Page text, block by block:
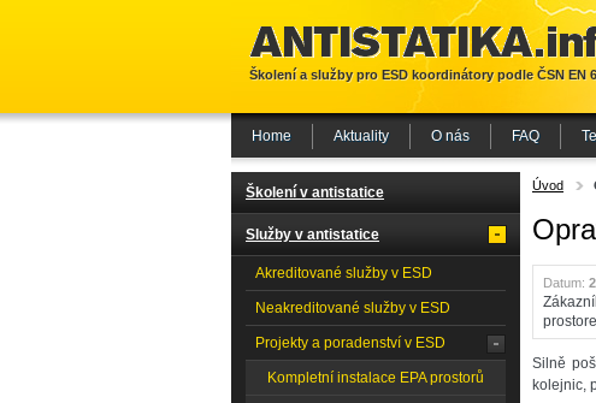
Úvod
Datum:
Silně
kolejnic,
Školení v antistatice
Služby v antistatice
Akreditované služby v ESD
Neakreditované služby v ESD
Projekty a poradenství v ESD
Kompletní instalace EPA prostorů
Školení a služby pro ESD koordinátory podle ČSN EN
Home Aktuality O nás FAQ